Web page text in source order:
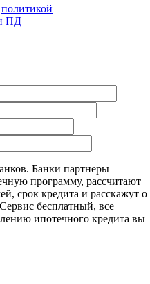
политикой
ПД
Банки партнеры
программу, рассчитают
срок кредита и расскажут о
бесплатный, все
ипотечного кредита вы